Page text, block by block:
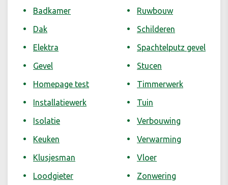
Badkamer
Dak
Elektra
Gevel
Homepage test
Installatiewerk
Isolatie
Keuken
Klusjesman
Loodgieter
Ruwbouw
Schilderen
Spachtelputz gevel
Stucen
Timmerwerk
Tuin
Verbouwing
Verwarming
Vloer
Zonwering